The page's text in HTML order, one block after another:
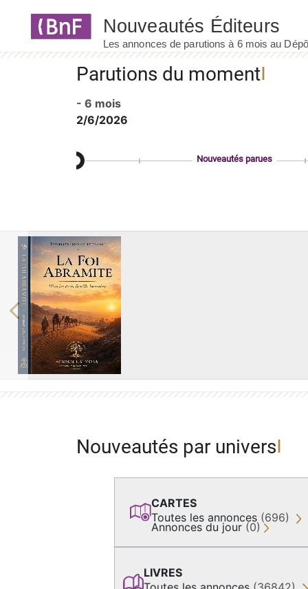
Parutions du moment
- 6 mois
2/6/2026
Nouveautés parues
Previous
Nouveautés par univers
CARTES
Toutes les annonces (696)
Annonces du jour (0)
LIVRES